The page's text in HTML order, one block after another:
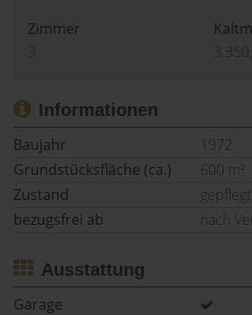
Zimmer
3
Informationen
Baujahr
1972
Grundstücksfläche (ca.)
600 m²
Zustand
gepflegt
bezugsfrei ab
nach
Ausstattung
Garage